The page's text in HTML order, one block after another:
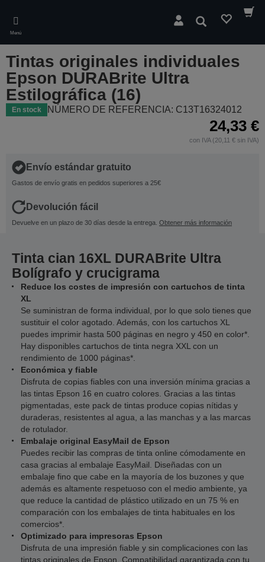
main
content
Menú
Buscar
Tintas originales individuales
Epson DURABrite Ultra
Estilográfica (16)
En stock NÚMERO DE REFERENCIA: C13T16324012
24,33 €
con IVA (20,11 € sin IVA)
Envío estándar gratuito
Gastos de envío gratis en pedidos superiores a 25€
Devolución fácil
Devuelve en un plazo de 30 días desde la entrega. Obtener más información
Tinta cian 16XL DURABrite Ultra
Bolígrafo y crucigrama
Reduce los costes de impresión con cartuchos de tinta
XL
Se suministran de forma individual, por lo que solo tienes que
sustituir el color agotado. Además, con los cartuchos XL
puedes imprimir hasta 500 páginas en negro y 450 en color*.
Hay disponibles cartuchos de tinta negra XXL con un
rendimiento de 1000 páginas*.
Económica y fiable
Disfruta de copias fiables con una inversión mínima gracias a
las tintas Epson 16 en cuatro colores. Gracias a las tintas
pigmentadas, este pack de tintas produce copias nítidas y
duraderas, resistentes al agua, a las manchas y a las marcas
de rotulador.
Embalaje original EasyMail de Epson
Puedes recibir las compras de tinta online cómodamente en
casa gracias al embalaje EasyMail. Diseñadas con un
embalaje fino que cabe en la mayoría de los buzones y que
además es altamente respetuoso con el medio ambiente, ya
que reduce la cantidad de plástico utilizado en un 75 % en
comparación con los embalajes de tinta habituales en los
comercios*.
Optimizado para impresoras Epson
Disfruta de una impresión fiable y sin complicaciones con las
tintas originales de Epson. Compatibilidad garantizada con tu